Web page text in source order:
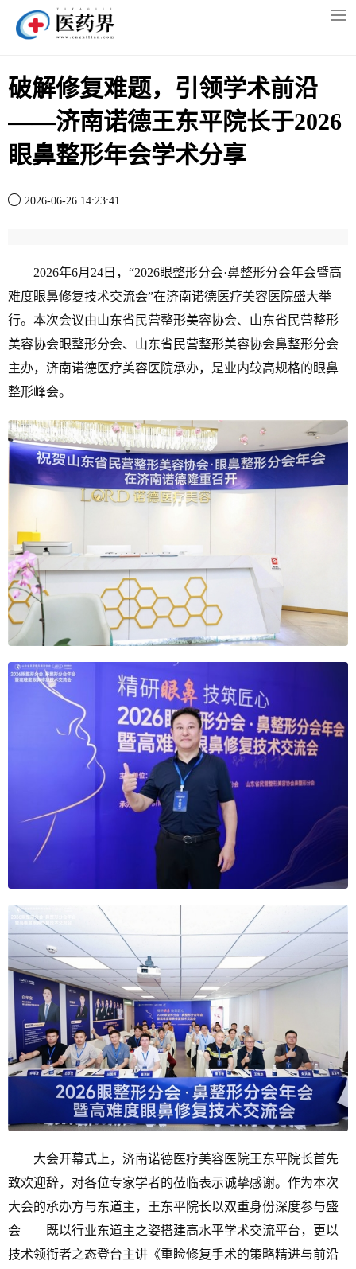
破解修复难题，引领学术前沿
——济南诺德王东平院长于2026
眼鼻整形年会学术分享
2026-06-26 14:23:41
2026年6月24日，“2026眼整形分会·鼻整形分会年会暨高
难度眼鼻修复技术交流会”在济南诺德医疗美容医院盛大举
行。本次会议由山东省民营整形美容协会、山东省民营整形
美容协会眼整形分会、山东省民营整形美容协会鼻整形分会
主办，济南诺德医疗美容医院承办，是业内较高规格的眼鼻
整形峰会。
大会开幕式上，济南诺德医疗美容医院王东平院长首先
致欢迎辞，对各位专家学者的莅临表示诚挚感谢。作为本次
大会的承办方与东道主，王东平院长以双重身份深度参与盛
会——既以行业东道主之姿搭建高水平学术交流平台，更以
技术领衔者之态登台主讲《重睑修复手术的策略精进与前沿